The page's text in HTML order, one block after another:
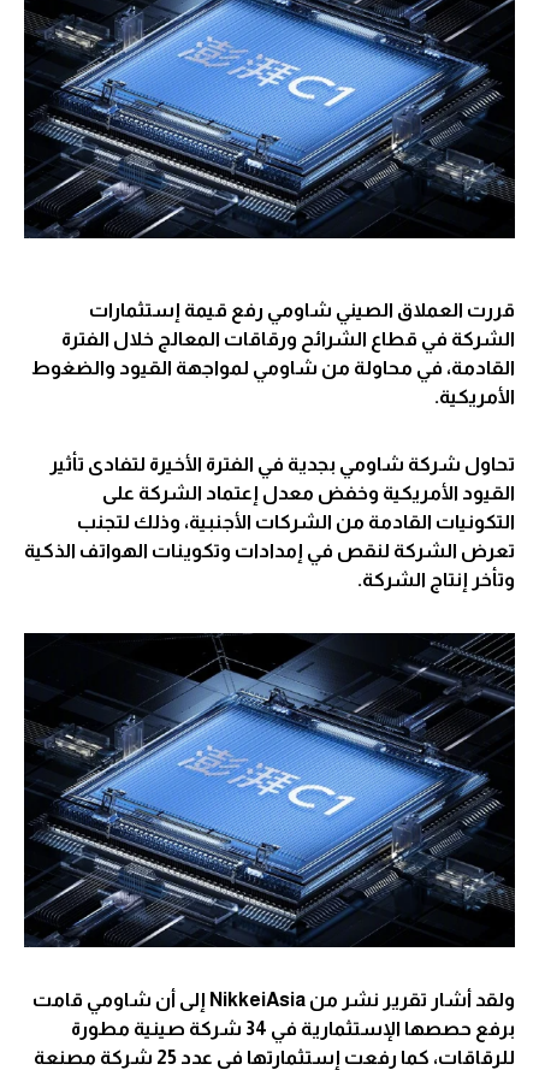
قررت العملاق الصيني شاومي رفع قيمة إستثمارات
الشركة في قطاع الشرائح ورقاقات المعالج خلال الفترة
القادمة، في محاولة من شاومي لمواجهة القيود والضغوط
الأمريكية.
تحاول شركة شاومي بجدية في الفترة الأخيرة لتفادى تأثير
القيود الأمريكية وخفض معدل إعتماد الشركة على
التكونيات القادمة من الشركات الأجنبية، وذلك لتجنب
تعرض الشركة لنقص في إمدادات وتكوينات الهواتف الذكية
وتأخر إنتاج الشركة.
ولقد أشار تقرير نشر من NikkeiAsia إلى أن شاومي قامت
برفع حصصها الإستثمارية في 34 شركة صينية مطورة
للرقاقات، كما رفعت إستثمارتها في عدد 25 شركة مصنعة